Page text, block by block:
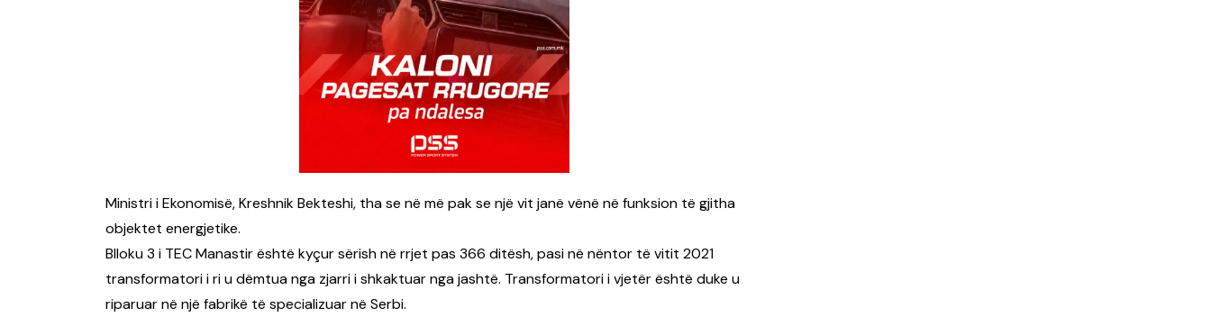
Ministri i Ekonomisë, Kreshnik Bekteshi, tha se në më pak se një vit janë vënë në funksion të gjitha
objektet energjetike.
Blloku 3 i TEC Manastir është kyçur sërish në rrjet pas 366 ditësh, pasi në nëntor të vitit 2021
transformatori i ri u dëmtua nga zjarri i shkaktuar nga jashtë. Transformatori i vjetër është duke u
riparuar në një fabrikë të specializuar në Serbi.